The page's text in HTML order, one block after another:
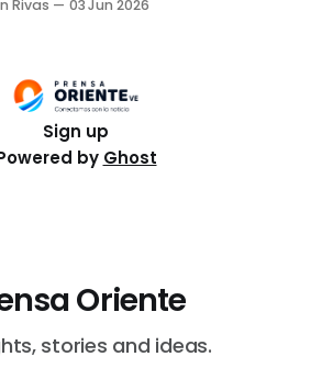
a las 04:00 PM,
Rivas 03 Jun 2026
Sign up
by Ghost
Oriente
stories and ideas.